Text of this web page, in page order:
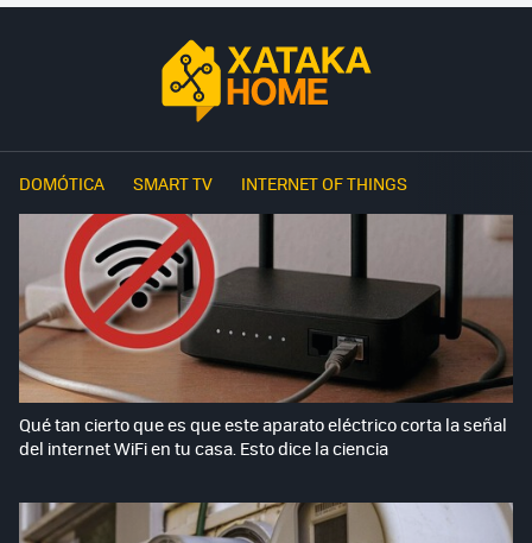
DOMÓTICA SMART TV INTERNET OF THINGS
Qué tan cierto que es que este aparato eléctrico corta la señal
del internet WiFi en tu casa. Esto dice la ciencia